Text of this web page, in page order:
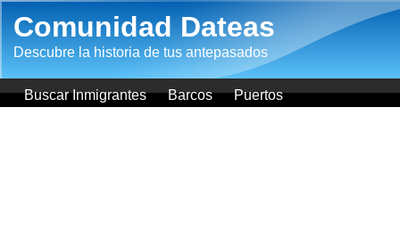
Comunidad Dateas
Descubre la historia de tus antepasados
Buscar Inmigrantes Barcos Puertos